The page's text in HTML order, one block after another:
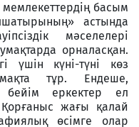
мемлекеттердің басым
астында
мәселелері
орналасқан.
үшін күні-түні көз
тұр. Ендеше,
еркектер ел
жағы қалай
өсімге олар